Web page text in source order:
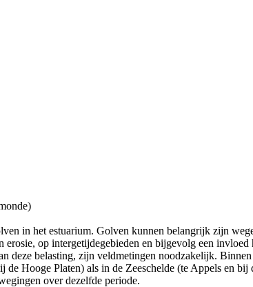
in het estuarium. Golven kunnen belangrijk zijn
op intergetijdegebieden en bijgevolg een invloed
deze belasting, zijn veldmetingen noodzakelijk.
Hooge Platen) als in de Zeeschelde (te Appels en
over dezelfde periode.